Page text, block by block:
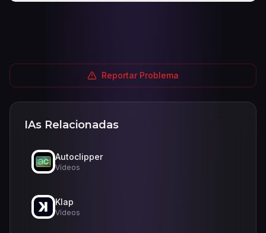
Reportar Problema
IAs Relacionadas
Autoclipper
Vídeos
Klap
Vídeos